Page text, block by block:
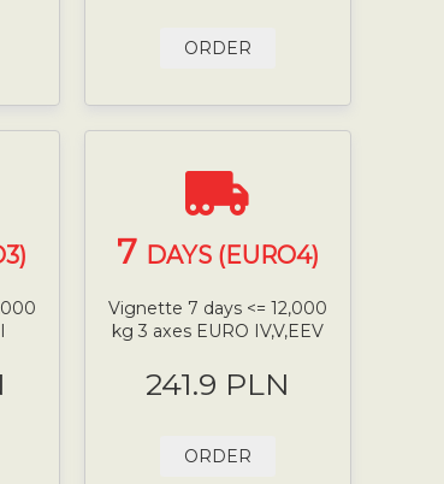
ORDER
7 DAYS (EURO4)
Vignette 7 days <= 12,000
kg 3 axes EURO IV,V,EEV
241.9 PLN
ORDER